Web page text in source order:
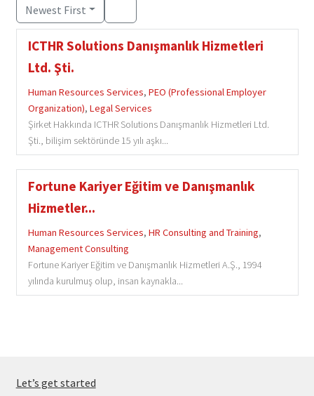
Newest First
ICTHR Solutions Danışmanlık Hizmetleri
Ltd. Şti.
Human Resources Services, PEO (Professional Employer
Organization), Legal Services
Şirket Hakkında ICTHR Solutions Danışmanlık Hizmetleri Ltd.
Şti., bilişim sektöründe 15 yılı aşkı...
Fortune Kariyer Eğitim ve Danışmanlık
Hizmetler...
Human Resources Services, HR Consulting and Training,
Management Consulting
Fortune Kariyer Eğitim ve Danışmanlık Hizmetleri A.Ş., 1994
yılında kurulmuş olup, insan kaynakla...
Let’s get started